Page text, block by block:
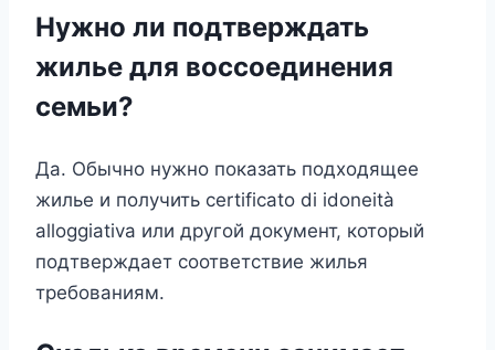
Нужно ли подтверждать
жилье для воссоединения
семьи?
Да. Обычно нужно показать подходящее
жилье и получить certificato di idoneità
alloggiativa или другой документ, который
подтверждает соответствие жилья
требованиям.